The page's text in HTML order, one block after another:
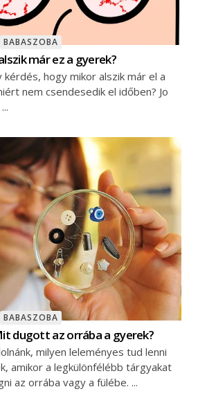
BABASZOBA
már ez a gyerek?
kérdés, hogy mikor alszik már el a
nem csendesedik el időben? Jo
BABASZOBA
dugott az orrába a gyerek?
milyen leleményes tud lenni
amikor a legkülönfélébb tárgyakat
az orrába vagy a fülébe.